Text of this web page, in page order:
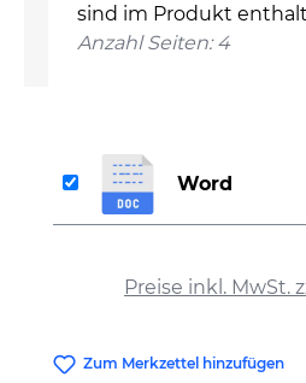
sind im Produkt
Anzahl Seiten: 4
Preise inkl. MwSt.
Word
Zum Merkzettel hinzufügen